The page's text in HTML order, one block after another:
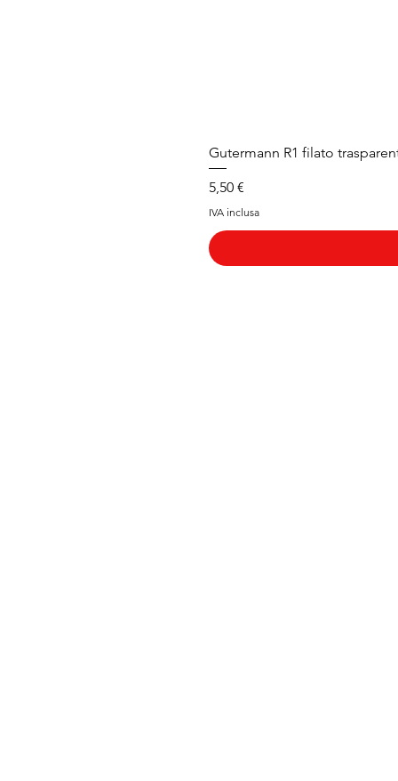
Gutermann R1 filato
Prezzo
5,50 €
IVA inclusa